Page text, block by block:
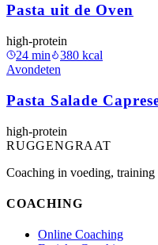
Pasta uit de Oven
high-protein
24 min 380 kcal
Avondeten
Pasta Salade
high-protein
RUGGENGRAAT
Coaching in voeding, training
COACHING
Online Coaching